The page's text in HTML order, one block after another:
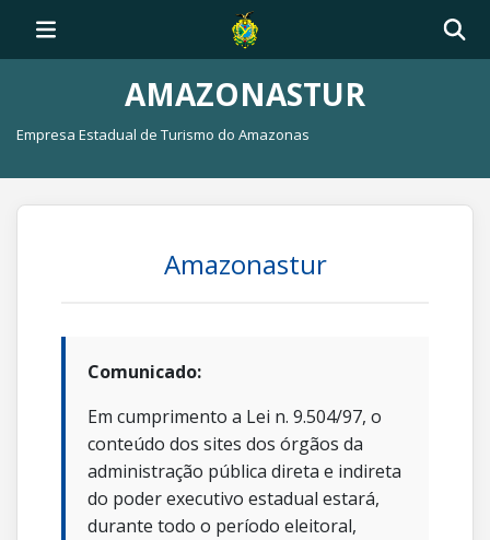
AMAZONASTUR
Empresa Estadual de Turismo do Amazonas
Amazonastur
Comunicado:
Em cumprimento a Lei n. 9.504/97, o
conteúdo dos sites dos órgãos da
administração pública direta e indireta
do poder executivo estadual estará,
durante todo o período eleitoral,